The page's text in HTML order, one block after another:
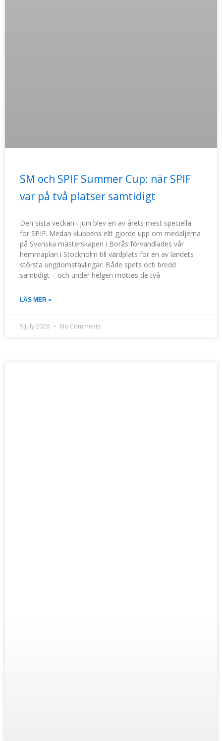
SM och SPIF Summer Cup: när SPIF
var på två platser samtidigt
Den sista veckan i juni blev en av årets mest speciella
för SPIF. Medan klubbens elit gjorde upp om medaljerna
på Svenska mästerskapen i Borås förvandlades vår
hemmaplan i Stockholm till värdplats för en av landets
största ungdomstävlingar. Både spets och bredd
samtidigt – och under helgen möttes de två
LÄS MER »
9 July 2026 No Comments